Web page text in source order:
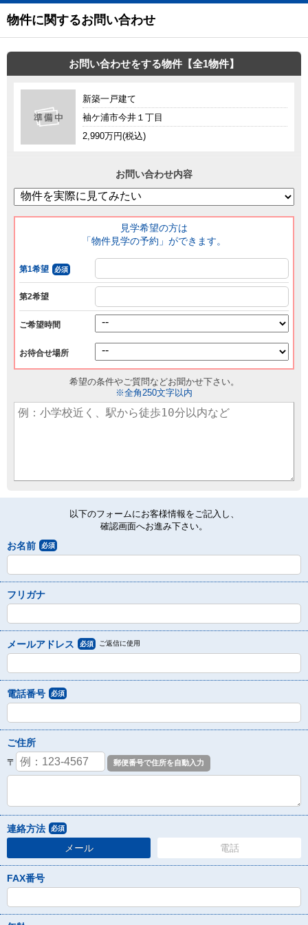
物件に関するお問い合わせ
お問い合わせをする物件【全1物件】
新築一戸建て
袖ケ浦市今井１丁目
2,990万円(税込)
お問い合わせ内容
見学希望の方は
「物件見学の予約」ができます。
第1希望 必須
第2希望
ご希望時間
お待合せ場所
希望の条件やご質問などお聞かせ下さい。
※全角250文字以内
以下のフォームにお客様情報をご記入し、
確認画面へお進み下さい。
お名前 必須
フリガナ
メールアドレス 必須 ご返信に使用
電話番号 必須
ご住所
〒
連絡方法 必須
メール 電話
FAX番号